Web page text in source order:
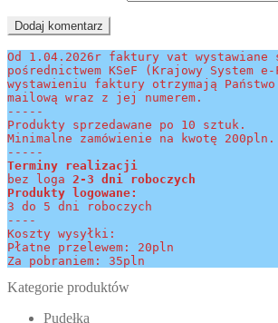
Od 1.04.2026r faktury vat wystawiane
pośrednictwem KSeF (Krajowy System
wystawieniu faktury otrzymają
mailową wraz z jej numerem.
-----
Produkty sprzedawane po 10 sztuk.
Minimalne zamówienie na kwotę 200pln.
-----
Terminy realizacji
bez loga 2-3 dni roboczych
Produkty logowane:
3 do 5 dni roboczych
----
Koszty wysyłki:
Płatne przelewem: 20pln
Za pobraniem: 35pln
Kategorie produktów
Pudełka